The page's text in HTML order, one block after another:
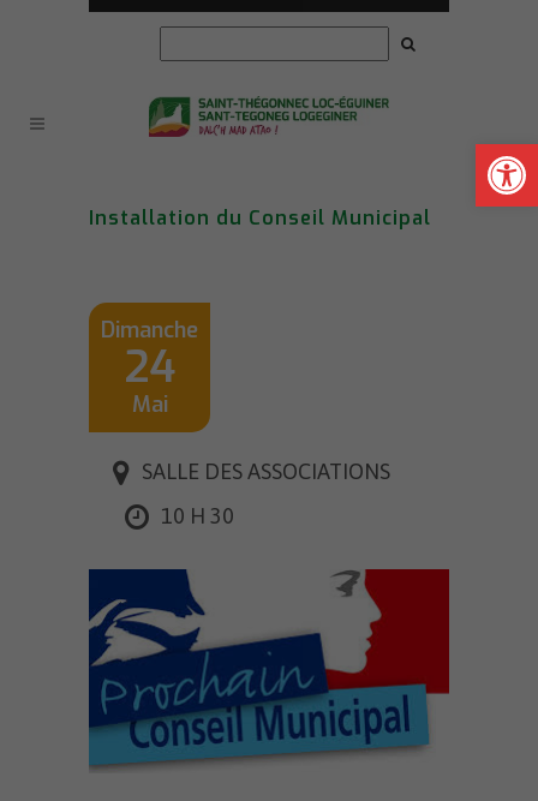
Ouvrir
Installation du Conseil Municipal
Dimanche
24
Mai
SALLE DES ASSOCIATIONS
10 H 30